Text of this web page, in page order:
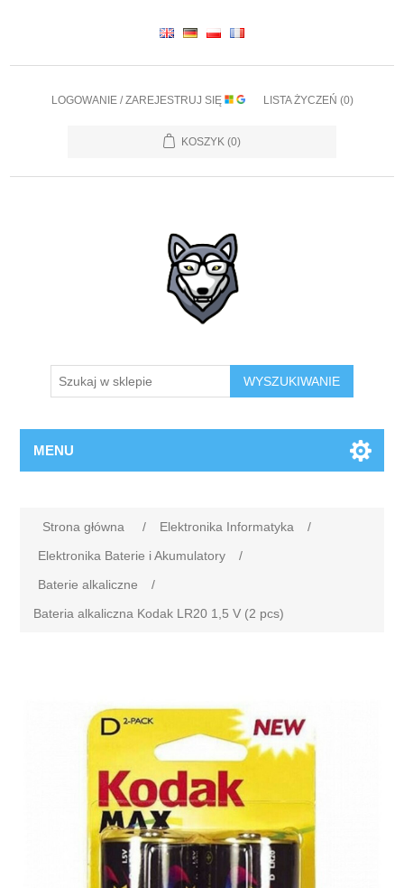
LOGOWANIE / ZAREJESTRUJ SIĘ LISTA ŻYCZEŃ (0)
KOSZYK (0)
WYSZUKIWANIE
MENU
Strona główna / Elektronika Informatyka
/
Elektronika Baterie i Akumulatory
/
Baterie alkaliczne
/
Bateria alkaliczna Kodak LR20 1,5 V (2 pcs)